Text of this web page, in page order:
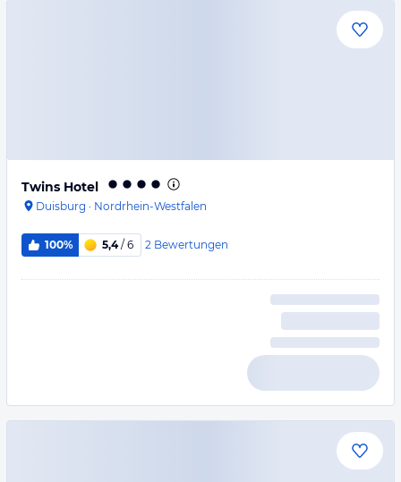
Twins Hotel
Duisburg · Nordrhein-Westfalen
100% 5,4/ 6 2 Bewertungen